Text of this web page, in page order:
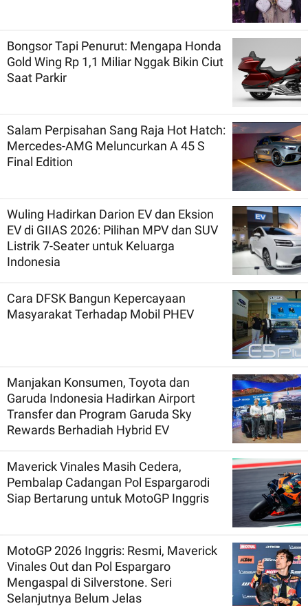
Bongsor Tapi Penurut: Mengapa Honda
Gold Wing Rp 1,1 Miliar Nggak Bikin Ciut
Saat Parkir
Salam Perpisahan Sang Raja Hot Hatch:
Mercedes-AMG Meluncurkan A 45 S
Final Edition
Wuling Hadirkan Darion EV dan Eksion
EV di GIIAS 2026: Pilihan MPV dan SUV
Listrik 7-Seater untuk Keluarga
Indonesia
Cara DFSK Bangun Kepercayaan
Masyarakat Terhadap Mobil PHEV
Manjakan Konsumen, Toyota dan
Garuda Indonesia Hadirkan Airport
Transfer dan Program Garuda Sky
Rewards Berhadiah Hybrid EV
Maverick Vinales Masih Cedera,
Pembalap Cadangan Pol Espargarodi
Siap Bertarung untuk MotoGP Inggris
MotoGP 2026 Inggris: Resmi, Maverick
Vinales Out dan Pol Espargaro
Mengaspal di Silverstone. Seri
Selanjutnya Belum Jelas